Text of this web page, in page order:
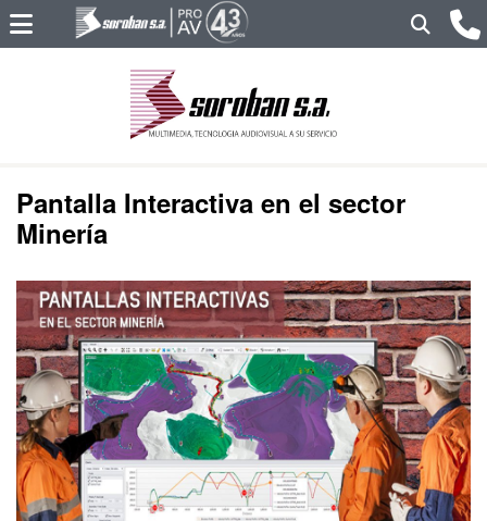
Pantalla Interactiva en el sector
Minería